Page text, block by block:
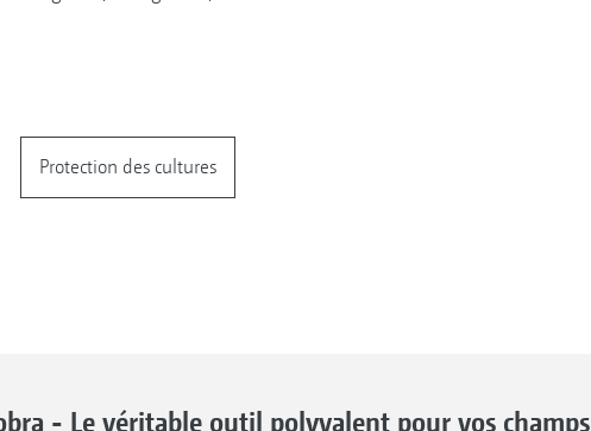
Protection des cultures
- Le véritable outil polyvalent pour vos champs